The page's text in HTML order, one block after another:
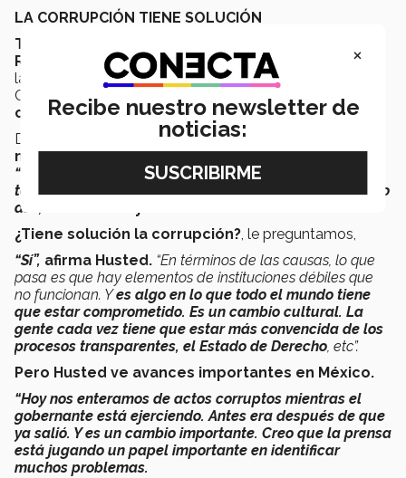
LA CORRUPCIÓN TIENE SOLUCIÓN
Tal como otra de las premiadas en el Premio
Rómulo Garzaeste año, la Dra. Bonnie J. Palifka–en
la categoría de Libros Publicados, por el titulado
Corruption and Government -,
el estudio de la
corrupción ha sido un tema de vida para Husted.
Desde luego,
la situación de México en esta
materia ha sido relevantepara sus investigaciones.
“Es un lugar privilegiado. De alguna manera era muy
teórico en mi mente el tema, pero aquí ya no lo fue solo
así”,
¿Tiene solución la corrupción?, le preguntamos,
“Sí”, afirma Husted. “En términos de las causas, lo que
pasa es que hay elementos de instituciones débiles que
no funcionan. Yes algo en lo que todo el mundo tiene
que estar comprometido. Es un cambio cultural. La
gente cada vez tiene que estar más convencida de los
procesos transparentes, el Estado de Derecho, etc”.
Pero Husted ve avances importantes en México.
“Hoy nos enteramos de actos corruptos mientras el
gobernante está ejerciendo. Antes era después de que
ya salió. Y es un cambio importante. Creo que la prensa
está jugando un papel importante en identificar
muchos problemas.
×
Recibe nuestro newsletter de
noticias: